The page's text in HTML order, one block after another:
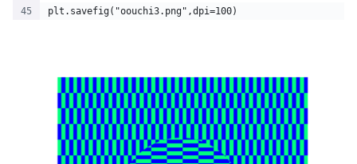
plt.savefig("oouchi3.png",dpi=100)